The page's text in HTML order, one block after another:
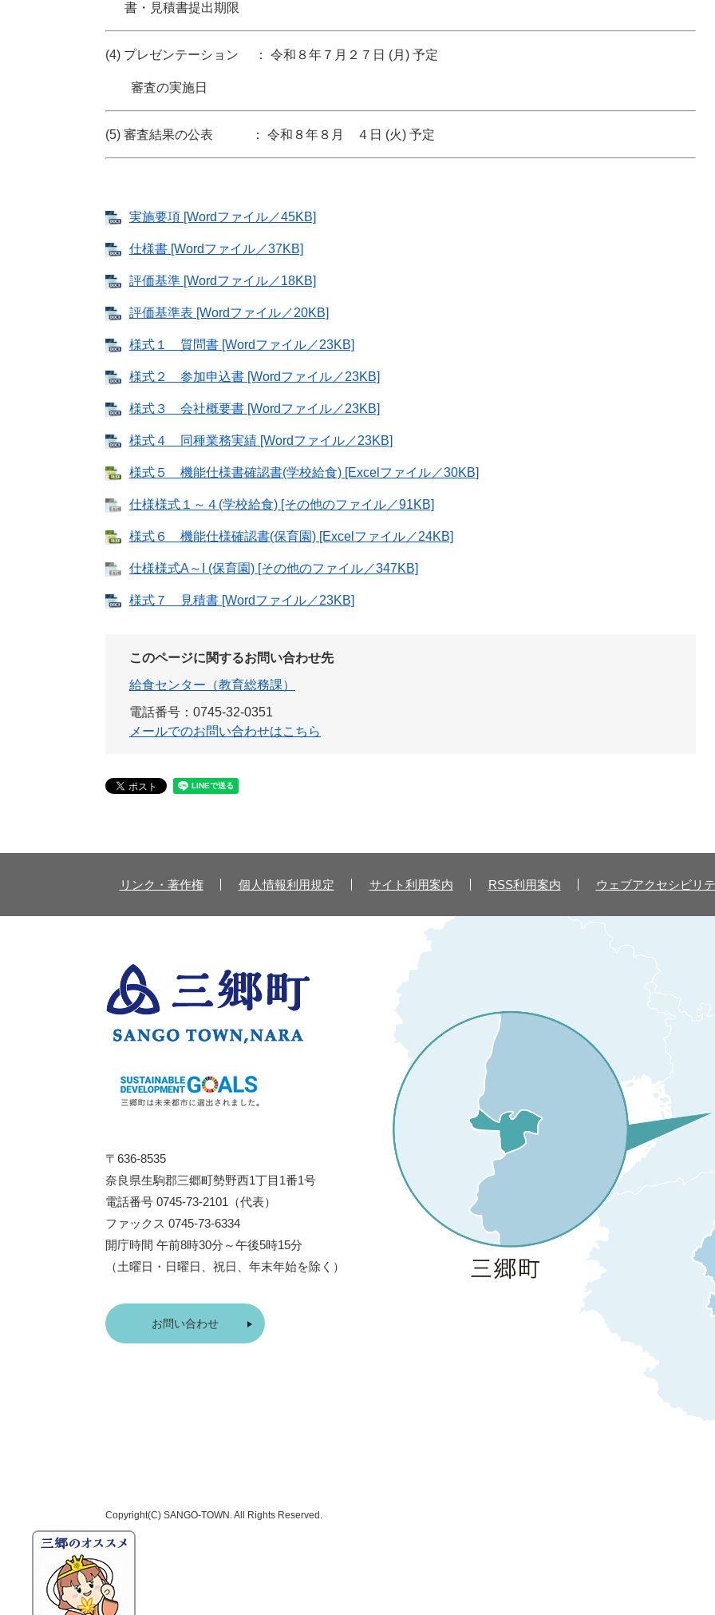
書・見積書提出期限
(4) プレゼンテーション ： 令和８年７月２７日 (月) 予定
審査の実施日
(5) 審査結果の公表 ： 令和８年８月 ４日 (火) 予定
実施要項 [Wordファイル／45KB]
仕様書 [Wordファイル／37KB]
評価基準 [Wordファイル／18KB]
評価基準表 [Wordファイル／20KB]
様式１ 質問書 [Wordファイル／23KB]
様式２ 参加申込書 [Wordファイル／23KB]
様式３ 会社概要書 [Wordファイル／23KB]
様式４ 同種業務実績 [Wordファイル／23KB]
様式５ 機能仕様書確認書(学校給食) [Excelファイル／30KB]
仕様様式１～４(学校給食) [その他のファイル／91KB]
様式６ 機能仕様確認書(保育園) [Excelファイル／24KB]
仕様様式A～I (保育園) [その他のファイル／347KB]
様式７ 見積書 [Wordファイル／23KB]
このページに関するお問い合わせ先
給食センター（教育総務課）
電話番号：0745-32-0351
メールでのお問い合わせはこちら
リンク・著作権 個人情報利用規定 サイト利用案内 RSS利用案内 ウェブアクセシビリ
〒636-8535
奈良県生駒郡三郷町勢野西1丁目1番1号
電話番号 0745-73-2101（代表）
ファックス 0745-73-6334
開庁時間 午前8時30分～午後5時15分
（土曜日・日曜日、祝日、年末年始を除く）
お問い合わせ
Copyright(C) SANGO-TOWN. All Rights Reserved.